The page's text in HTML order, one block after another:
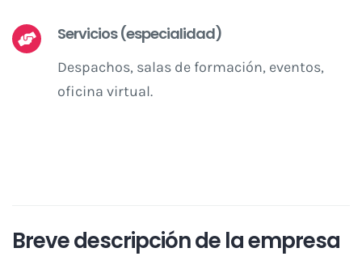
Servicios (especialidad)
Despachos, salas de formación, eventos,
oficina virtual.
Breve descripción de la empresa